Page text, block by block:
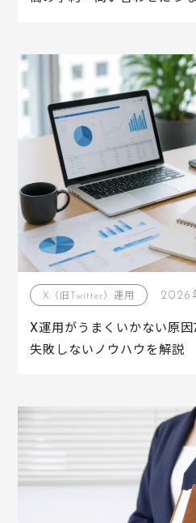
X（旧Twitter）運用 2026
X運用がうまくいかない原
失敗しないノウハウを解説